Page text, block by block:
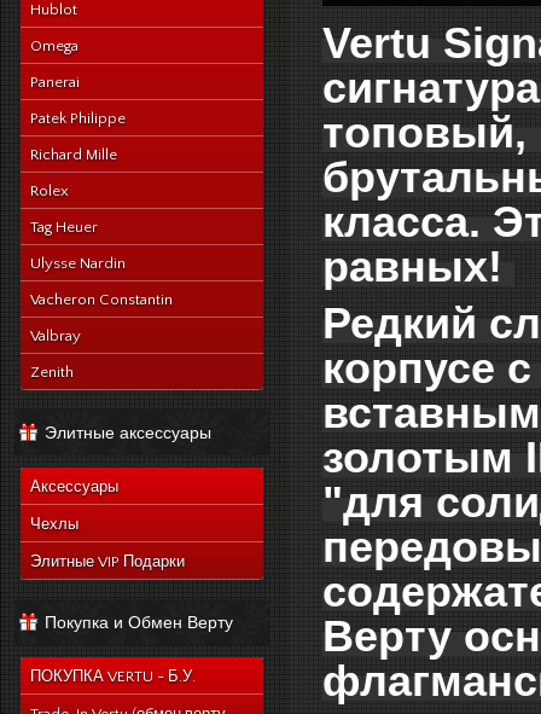
Hublot
Omega
Panerai
Patek Philippe
Richard Mille
Rolex
Tag Heuer
Ulysse Nardin
Vacheron Constantin
Valbray
Zenith
Элитные аксессуары
Аксессуары
Чехлы
Элитные VIP Подарки
Покупка и Обмен Верту
ПОКУПКА VERTU - Б.У.
Vertu
топовый,
класса.
равных!
Редкий
корпусе
золотым
"для
Верту